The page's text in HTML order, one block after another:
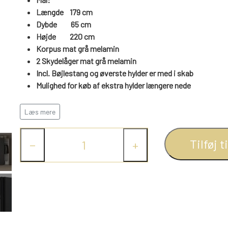
Længde 179 cm
Dybde 65 cm
Højde
220cm
Korpus mat grå melamin
2 Skydelåger mat grå melamin
Incl. Bøjlestang og øverste hylder er med i skab
Mulighed for køb af ekstra hylder længere nede
Stilrent garderobeskab med 2 matgrå skydedøre
Dette moderne garderobeskab kombinerer funktionalitet
skydedøre, der glider let og stabilt i en solid metal
Læs mere
− + Tilføj